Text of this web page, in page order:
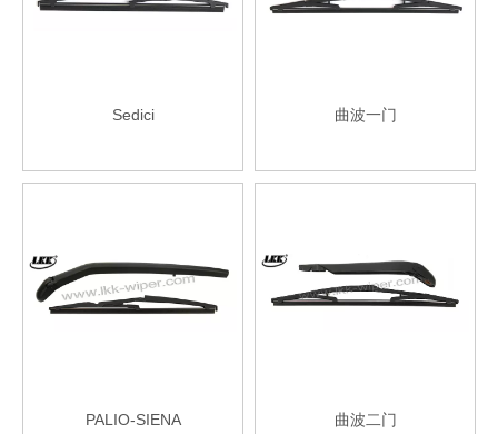
Sedici 曲波一门
PALIO-SIENA 曲波二门